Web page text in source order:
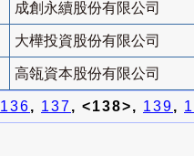
成創永續股份有限公司
大樺投資股份有限公司
高瓴資本股份有限公司
136, 137, <138>, 139,